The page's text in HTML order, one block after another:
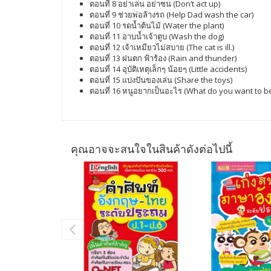
ตอนที่ 8 อย่าเล่น อย่าซน (Don’t act up)
ตอนที่ 9 ช่วยพ่อล้างรถ (Help Dad wash the car)
ตอนที่ 10 รดน้ำต้นไม้ (Water the plant)
ตอนที่ 11 อาบน้ำเจ้าตูบ (Wash the dog)
ตอนที่ 12 เจ้าเหมียวไม่สบาย (The cat is ill.)
ตอนที่ 13 ฝนตก ฟ้าร้อง (Rain and thunder)
ตอนที่ 14 อุบัติเหตุเล็กๆ น้อยๆ (Little accidents)
ตอนที่ 15 แบ่งปันของเล่น (Share the toys)
ตอนที่ 16 หนูอยากเป็นอะไร (What do you want to
คุณอาจจะสนใจในสินค้าดังต่อไปนี้